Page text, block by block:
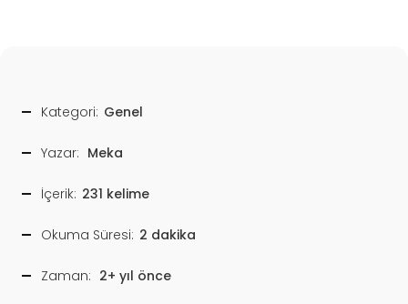
Kategori: Genel
Yazar: Meka
İçerik: 231 kelime
Okuma Süresi: 2 dakika
Zaman: 2+ yıl önce